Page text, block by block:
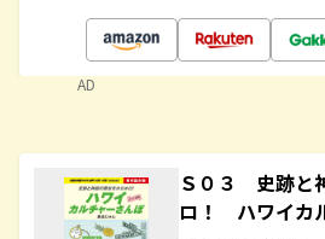
AD
Ｓ０３ 史跡と
ロ！ ハワイカ